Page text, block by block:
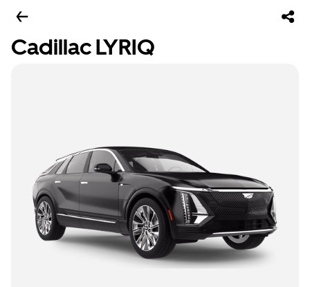
Cadillac LYRIQ